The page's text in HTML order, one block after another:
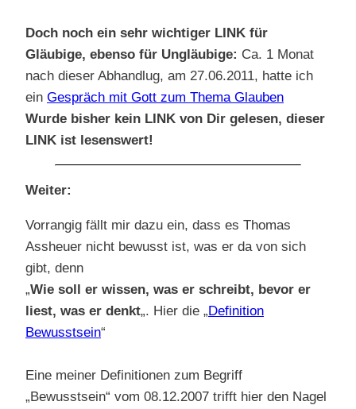
Doch noch ein sehr wichtiger LINK für
Gläubige, ebenso für Ungläubige: Ca. 1 Monat
nach dieser Abhandlug, am 27.06.2011, hatte ich
ein Gespräch mit Gott zum Thema Glauben
Wurde bisher kein LINK von Dir gelesen, dieser
LINK ist lesenswert!
Weiter:
Vorrangig fällt mir dazu ein, dass es Thomas
Assheuer nicht bewusst ist, was er da von sich
gibt, denn
„Wie soll er wissen, was er schreibt, bevor er
liest, was er denkt„. Hier die „Definition
Bewusstsein“
Eine meiner Definitionen zum Begriff
„Bewusstsein“ vom 08.12.2007 trifft hier den Nagel